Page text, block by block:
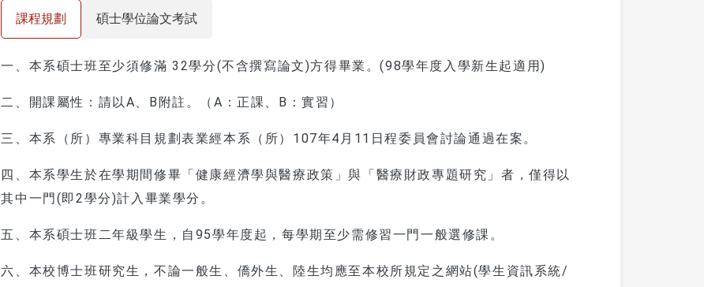
課程規劃 碩士學位論文考試
一、本系碩士班至少須修滿 32學分(不含撰寫論文)方得畢業。(98學年度入學新生起適用)
二、開課屬性：請以A、B附註。（A：正課、B：實習）
三、本系（所）專業科目規劃表業經本系（所）107年4月11日程委員會討論通過在案。
四、本系學生於在學期間修畢「健康經濟學與醫療政策」與「醫療財政專題研究」者，僅得以
其中一門(即2學分)計入畢業學分。
五、本系碩士班二年級學生，自95學年度起，每學期至少需修習一門一般選修課。
六、本校博士班研究生，不論一般生、僑外生、陸生均應至本校所規定之網站(學生資訊系統/